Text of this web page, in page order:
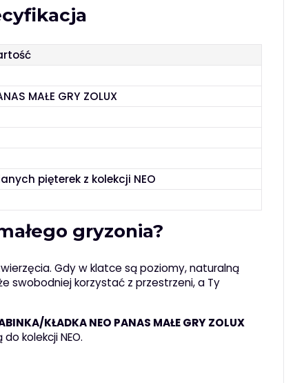
MAŁE GRY ZOLUX
pięterek z kolekcji NEO
gryzonia?
Gdy w klatce są poziomy, naturalną
swobodniej korzystać z przestrzeni, a Ty
KŁADKA NEO PANAS MAŁE GRY ZOLUX
kolekcji NEO.